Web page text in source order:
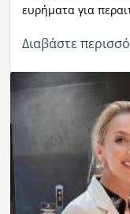
ευρήματα για
Διαβάστε